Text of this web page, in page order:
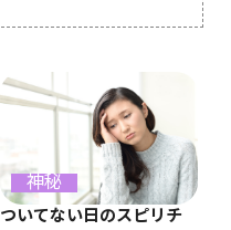
神秘
ついてない日のスピリチ